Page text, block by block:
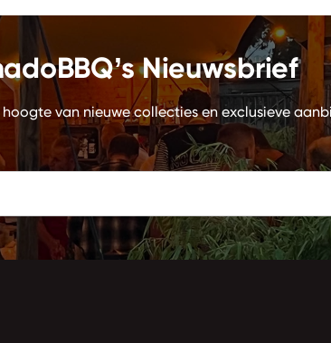
Nieuwsbrief
van nieuwe collecties en exclusieve